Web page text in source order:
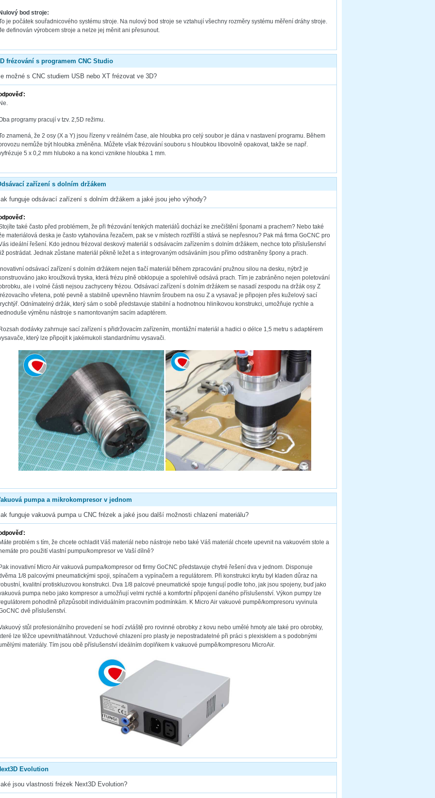
bod stroje:
je počátek souřadnicového systému stroje. Na nulový bod stroje se vztahují všechny rozměry systému měření dráhy stroje.
definován výrobcem stroje a nelze jej měnit ani přesunout.
frézování s programem CNC Studio
možné s CNC studiem USB nebo XT frézovat ve 3D?
programy pracují v tzv. 2,5D režimu.
znamená, že 2 osy (X a Y) jsou řízeny v reálném čase, ale hloubka pro celý soubor je dána v nastavení programu. Během
nemůže být hloubka změněna. Můžete však frézování souboru s hloubkou libovolně opakovat, takže se např.
5 x 0,2 mm hluboko a na konci vznikne hloubka 1 mm.
zařízení s dolním držákem
funguje odsávací zařízení s dolním držákem a jaké jsou jeho výhody?
také často před problémem, že při frézování tenkých materiálů dochází ke znečištění šponami a prachem? Nebo také
materiálová deska je často vytahována řezačem, pak se v místech roztříští a stává se nepřesnou? Pak má firma GoCNC pro
ideální řešení. Kdo jednou frézoval deskový materiál s odsávacím zařízením s dolním držákem, nechce toto příslušenství
postrádat. Jednak zůstane materiál pěkně ležet a s integrovaným odsáváním jsou přímo odstraněny špony a prach.
odsávací zařízení s dolním držákem nejen tlačí materiál během zpracování pružnou silou na desku, nýbrž je
jako kroužková tryska, která frézu plně obklopuje a spolehlivě odsává prach. Tím je zabráněno nejen poletování
ale i volné části nejsou zachyceny frézou. Odsávací zařízení s dolním držákem se nasadí zespodu na držák osy Z
vřetena, poté pevně a stabilně upevněno hlavním šroubem na osu Z a vysavač je připojen přes kuželový sací
Odnímatelný držák, který sám o sobě představuje stabilní a hodnotnou hliníkovou konstrukci, umožňuje rychle a
výměnu nástroje s namontovaným sacím adaptérem.
dodávky zahrnuje sací zařízení s přidržovacím zařízením, montážní materiál a hadici o délce 1,5 metru s adaptérem
který lze připojit k jakémukoli standardnímu vysavači.
pumpa a mikrokompresor v jednom
funguje vakuová pumpa u CNC frézek a jaké jsou další možnosti chlazení materiálu?
problém s tím, že chcete ochladit Váš materiál nebo nástroje nebo také Váš materiál chcete upevnit na vakuovém stole a
pro použití vlastní pumpu/kompresor ve Vaší dílně?
inovativní Micro Air vakuová pumpa/kompresor od firmy GoCNC představuje chytré řešení dva v jednom. Disponuje
1/8 palcovými pneumatickými spoji, spínačem a vypínačem a regulátorem. Při konstrukci krytu byl kladen důraz na
kvalitní protiskluzovou konstrukci. Dva 1/8 palcové pneumatické spoje fungují podle toho, jak jsou spojeny, buď jako
pumpa nebo jako kompresor a umožňují velmi rychlé a komfortní připojení daného příslušenství. Výkon pumpy lze
pohodlně přizpůsobit individuálním pracovním podmínkám. K Micro Air vakuové pumpě/kompresoru vyvinula
dvě příslušenství.
stůl profesionálního provedení se hodí zvláště pro rovinné obrobky z kovu nebo umělé hmoty ale také pro obrobky,
lze těžce upevnit/natáhnout. Vzduchové chlazení pro plasty je nepostradatelné při práci s plexisklem a s podobnými
materiály. Tím jsou obě příslušenství ideálním doplňkem k vakuové pumpě/kompresoru MicroAir.
Evolution
jsou vlastnosti frézek Next3D Evolution?